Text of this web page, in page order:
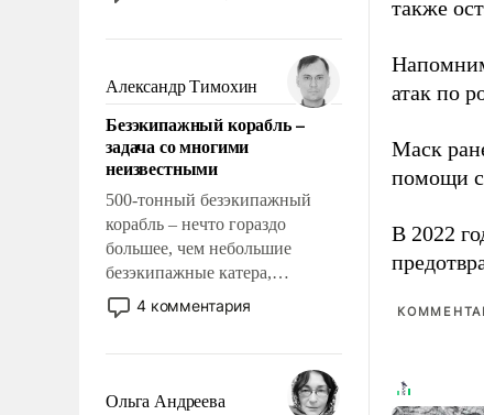
исключили с правом
чем она отличается от просто
образованных людей. Иногда
казалось, что эти вопросы
решены раз и навсегда, но –
нет, не решены.
Александр Тимохин
Безэкипажный корабль –
задача со многими
неизвестными
500-тонный безэкипажный
корабль – нечто гораздо
большее, чем небольшие
безэкипажные катера,
применение которых уже
стало обыденностью. Задача по
сложна и амбициозна. Однако
и ее реализация радикально
4 комментария
Ольга Андреева
также
атак по
Маск
помощи с
В 2022